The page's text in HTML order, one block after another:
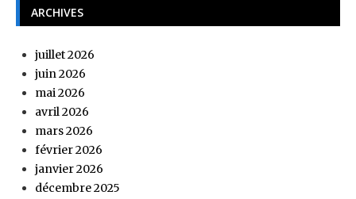
ARCHIVES
juillet 2026
juin 2026
mai 2026
avril 2026
mars 2026
février 2026
janvier 2026
décembre 2025